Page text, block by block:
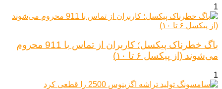
1
باگ خطرناک پیکسل؛ کاربران از تماس با 911 محروم
می‌شوند (از پیکسل ۶ تا ۱۰)
1